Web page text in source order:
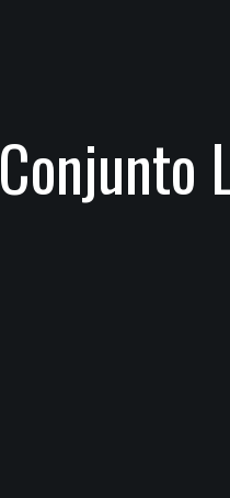
Conjunto